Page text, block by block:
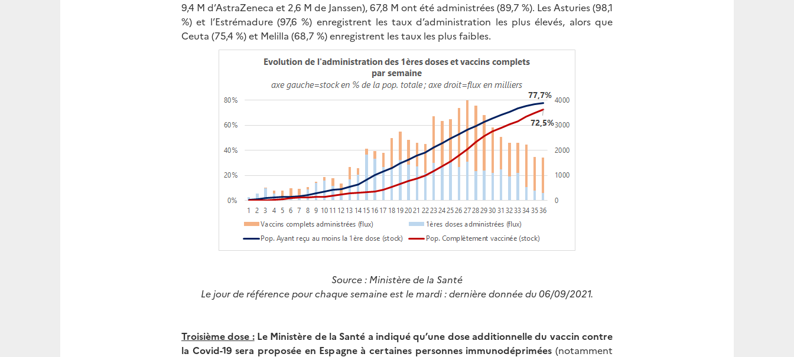
9,4 M d’AstraZeneca et 2,6 M de Janssen), 67,8 M ont été administrées (89,7 %). Les Asturies (98,1
%) et l’Estrémadure (97,6 %) enregistrent les taux d’administration les plus élevés, alors que
Ceuta (75,4 %) et Melilla (68,7 %) enregistrent les taux les plus faibles.
Source: Ministère de la Santé
Le jour de référence pour chaque semaine est le mardi : dernière donnée du 06/09/2021.
Troisième dose :Le Ministère de la Santé a indiqué qu’une dose additionnelle du vaccin contre
la Covid-19 sera proposée en Espagne à certaines personnes immunodéprimées (notamment